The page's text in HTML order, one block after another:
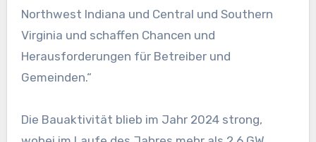
Northwest Indiana und Central und Southern
Virginia und schaffen Chancen und
Herausforderungen für Betreiber und
Gemeinden.“
Die Bauaktivität blieb im Jahr 2024 strong,